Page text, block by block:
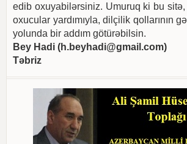
edib oxuyabilərsiniz. Umuruq ki bu sitə,
oxucular yardımıyla, dilçilik qollarının
yolunda bir addım götürəbilsin.
Bey Hadi (h.beyhadi@gmail.com)
Təbriz